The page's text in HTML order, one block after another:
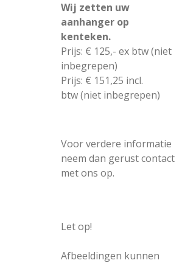
Wij zetten uw
aanhanger op
kenteken.
Prijs: € 125,- ex btw (niet
inbegrepen)
Prijs: € 151,25 incl.
btw (niet inbegrepen)
Voor verdere informatie
neem dan gerust contact
met ons op.
Let op!
Afbeeldingen kunnen